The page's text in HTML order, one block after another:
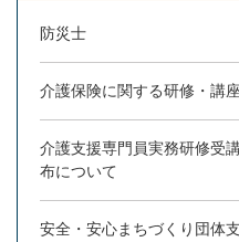
防災士
介護保険に関する研修・講
介護支援専門員実務研修受
布について
安全・安心まちづくり団体